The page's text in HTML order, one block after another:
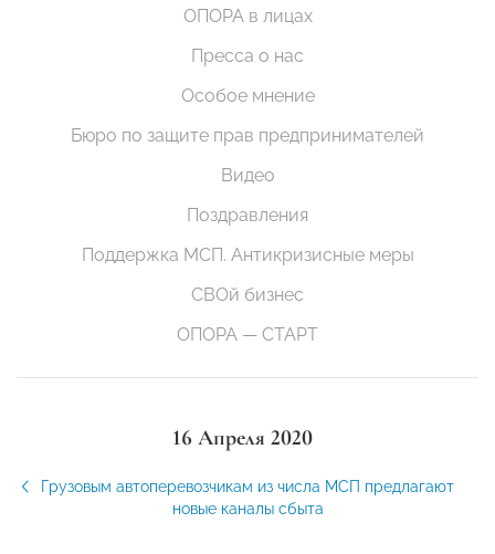
ОПОРА в лицах
Пресса о нас
Особое мнение
Бюро по защите прав предпринимателей
Видео
Поздравления
Поддержка МСП. Антикризисные меры
СВОй бизнес
ОПОРА — СТАРТ
16 Апреля 2020
Грузовым автоперевозчикам из числа МСП предлагают
новые каналы сбыта